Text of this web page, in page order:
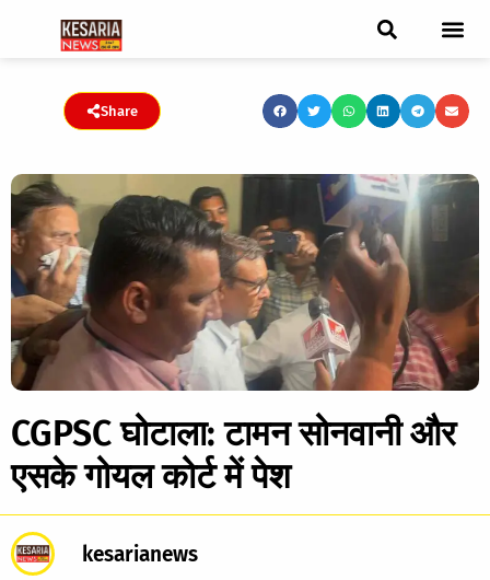
Share
CGPSC घोटाला: टामन सोनवानी और
एसके गोयल कोर्ट में पेश
kesarianews